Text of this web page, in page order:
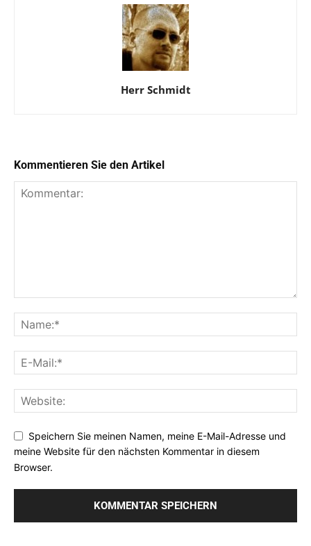
Herr Schmidt
Kommentieren Sie den Artikel
Speichern Sie meinen Namen, meine E-Mail-Adresse und
meine Website für den nächsten Kommentar in diesem
Browser.